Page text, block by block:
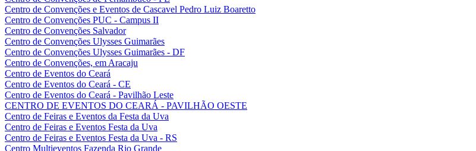
Centro de Convenções e Eventos de Cascavel Pedro Luiz Boaretto
Centro de Convenções PUC - Campus II
Centro de Convenções Salvador
Centro de Convenções Ulysses Guimarães
Centro de Convenções Ulysses Guimarães - DF
Centro de Convenções, em Aracaju
Centro de Eventos do Ceará
Centro de Eventos do Ceará - CE
Centro de Eventos do Ceará - Pavilhão Leste
CENTRO DE EVENTOS DO CEARÁ - PAVILHÃO OESTE
Centro de Feiras e Eventos da Festa da Uva
Centro de Feiras e Eventos Festa da Uva
Centro de Feiras e Eventos Festa da Uva - RS
Centro Multieventos Fazenda Rio Grande